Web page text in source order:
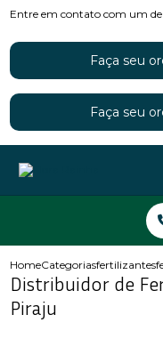
Entre em contato com um de
Faça seu
Faça seu
HomeCategoriasfertilizantes
Distribuidor de
Piraju